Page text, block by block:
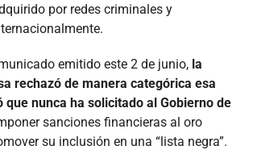
por redes criminales y
emitido este 2 de junio, la
rechazó de manera categórica esa
que nunca ha solicitado al Gobierno de
sanciones financieras al oro
su inclusión en una “lista negra”.